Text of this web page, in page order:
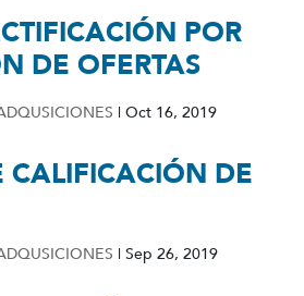
POR
DE OFERTAS
| Oct 16, 2019
CALIFICACIÓN DE
| Sep 26, 2019